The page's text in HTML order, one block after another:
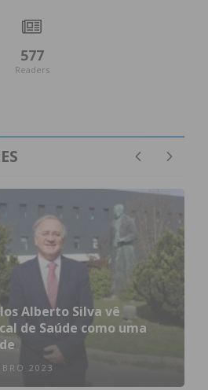
577
Readers
Alberto Silva vê
de Saúde como uma
2023